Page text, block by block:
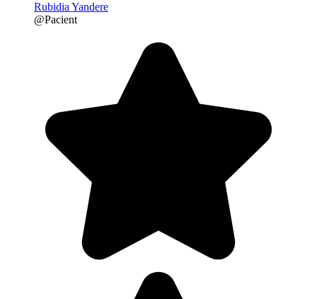
Rubidia Yandere
@Pacient